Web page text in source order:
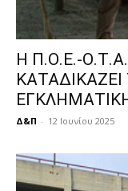
Η Π.Ο.Ε.-
ΚΑΤΑΔΙΚΑΖΕΙ
Δ&Π - 12 Ιουνίου 2025